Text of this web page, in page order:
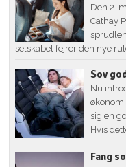
Den 2.
Cathay
selskabet fejrer den nye
Sov
Nu
sig en
Hvis
Fang